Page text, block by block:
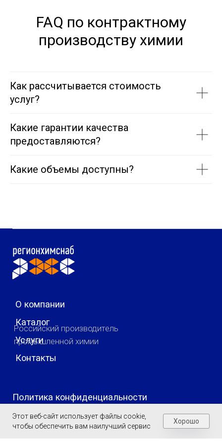
FAQ по контрактному
производству химии
Как рассчитывается стоимость
услуг?
Какие гарантии качества
предоставляются?
Какие объемы доступны?
Этот веб-сайт использует файлы cookie,
чтобы обеспечить вам наилучший сервис
Хорошо